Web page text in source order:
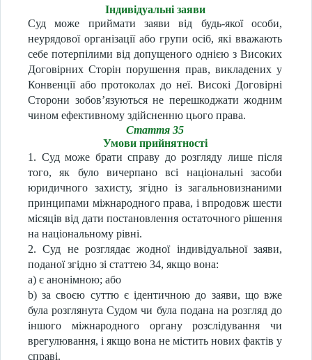
Індивідуальні заяви
Суд може приймати заяви від будь-якої особи,
неурядової організації або групи осіб, які вважають
себе потерпілими від допущеного однією з Високих
Договірних Сторін порушення прав, викладених у
Конвенції або протоколах до неї. Високі Договірні
Сторони зобов’язуються не перешкоджати жодним
чином ефективному здійсненню цього права.
Стаття 35
Умови прийнятності
1. Суд може брати справу до розгляду лише після
того, як було вичерпано всі національні засоби
юридичного захисту, згідно із загальновизнаними
принципами міжнародного права, і впродовж шести
місяців від дати постановлення остаточного рішення
на національному рівні.
2. Суд не розглядає жодної індивідуальної заяви,
поданої згідно зі статтею 34, якщо вона:
a) є анонімною; або
b) за своєю суттю є ідентичною до заяви, що вже
була розглянута Судом чи була подана на розгляд до
іншого міжнародного органу розслідування чи
врегулювання, і якщо вона не містить нових фактів у
справі.